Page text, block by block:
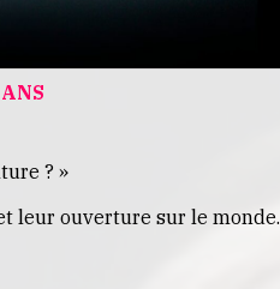
? »
leur ouverture sur le monde.